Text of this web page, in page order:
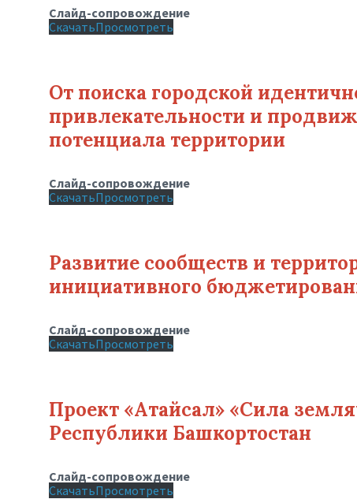
Слайд-сопровождение
СкачатьПросмотреть
От поиска городской
привлекательности и
потенциала территории
Слайд-сопровождение
СкачатьПросмотреть
Развитие сообществ и
инициативного
Слайд-сопровождение
СкачатьПросмотреть
Проект «Атайсал» «Сила
Республики Башкортостан
Слайд-сопровождение
СкачатьПросмотреть